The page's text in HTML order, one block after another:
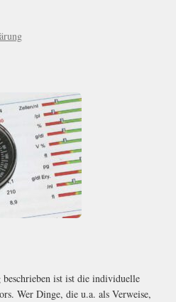
ist ist die individuelle
Wer Dinge, die u.a. als Verweise,